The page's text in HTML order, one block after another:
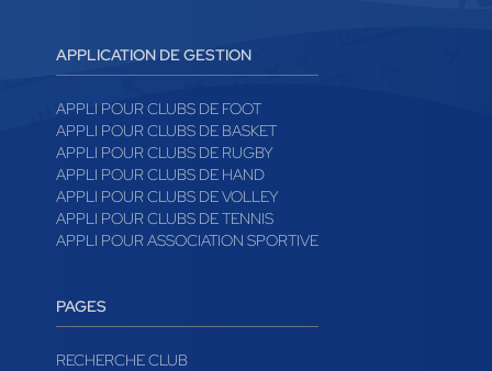
APPLICATION DE GESTION
APPLI POUR CLUBS DE FOOT
APPLI POUR CLUBS DE BASKET
APPLI POUR CLUBS DE RUGBY
APPLI POUR CLUBS DE HAND
APPLI POUR CLUBS DE VOLLEY
APPLI POUR CLUBS DE TENNIS
APPLI POUR ASSOCIATION SPORTIVE
PAGES
RECHERCHE CLUB